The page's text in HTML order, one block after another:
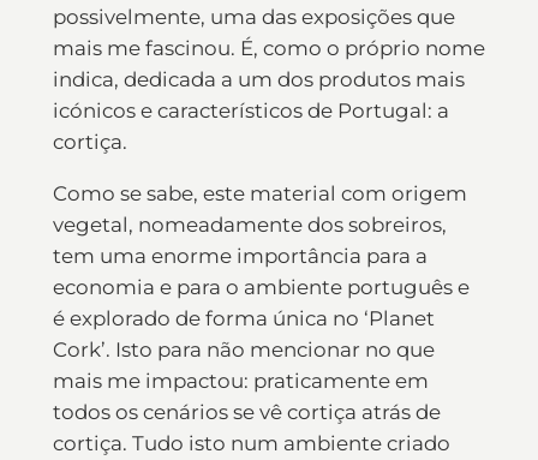
possivelmente, uma das exposições que
mais me fascinou. É, como o próprio nome
indica, dedicada a um dos produtos mais
icónicos e característicos de Portugal: a
cortiça.
Como se sabe, este material com origem
vegetal, nomeadamente dos sobreiros,
tem uma enorme importância para a
economia e para o ambiente português e
é explorado de forma única no ‘Planet
Cork’. Isto para não mencionar no que
mais me impactou: praticamente em
todos os cenários se vê cortiça atrás de
cortiça. Tudo isto num ambiente criado